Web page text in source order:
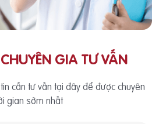
GIA TƯ VẤN
cần tư vấn tại đây để được chuyên
gian sớm nhất